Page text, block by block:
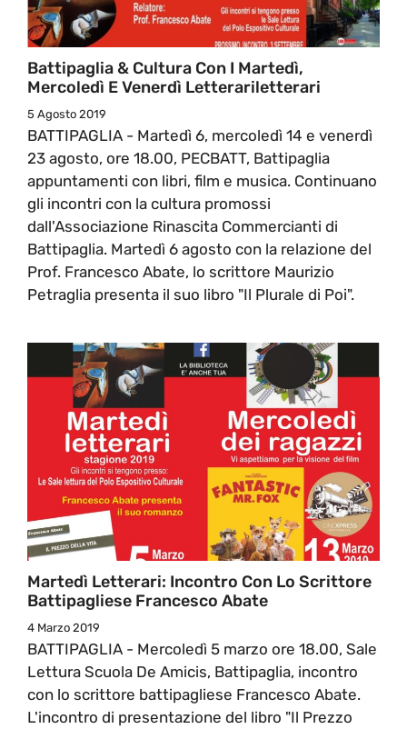
Battipaglia & Cultura Con I Martedì,
Mercoledì E Venerdì Letterariletterari
5 Agosto 2019
BATTIPAGLIA - Martedì 6, mercoledì 14 e venerdì
23 agosto, ore 18.00, PECBATT, Battipaglia
appuntamenti con libri, film e musica. Continuano
gli incontri con la cultura promossi
dall'Associazione Rinascita Commercianti di
Battipaglia. Martedì 6 agosto con la relazione del
Prof. Francesco Abate, lo scrittore Maurizio
Petraglia presenta il suo libro "Il Plurale di Poi".
Martedì Letterari: Incontro Con Lo Scrittore
Battipagliese Francesco Abate
4 Marzo 2019
BATTIPAGLIA - Mercoledì 5 marzo ore 18.00, Sale
Lettura Scuola De Amicis, Battipaglia, incontro
con lo scrittore battipagliese Francesco Abate.
L'incontro di presentazione del libro "Il Prezzo